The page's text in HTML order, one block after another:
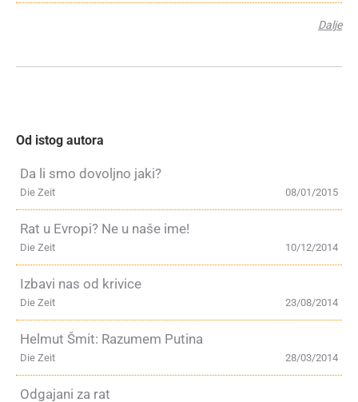
Dalje
Od istog autora
Da li smo dovoljno jaki?
08/01/2015
Die Zeit
Rat u Evropi? Ne u naše ime!
10/12/2014
Die Zeit
Izbavi nas od krivice
23/08/2014
Die Zeit
Helmut Šmit: Razumem Putina
28/03/2014
Die Zeit
Odgajani za rat